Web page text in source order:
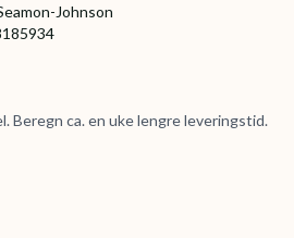
Johnson
Beregn ca. en uke lengre leveringstid.